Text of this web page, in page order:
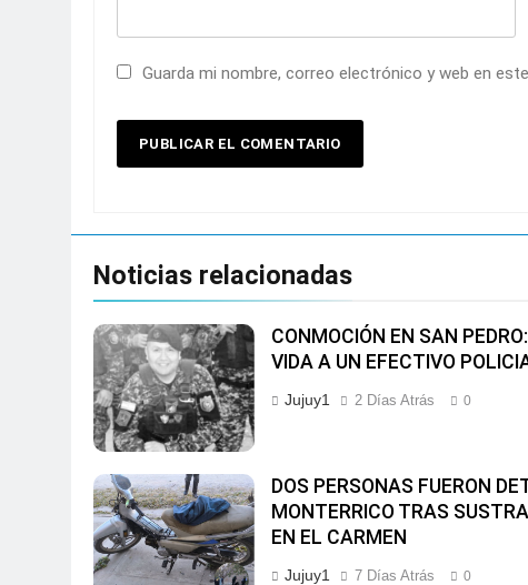
Guarda mi nombre, correo electrónico y web en
Noticias relacionadas
CONMOCIÓN EN SAN
VIDA A UN EFECTIVO
Jujuy1 2 Días Atrás 0
DOS PERSONAS FUERON
MONTERRICO TRAS
EN EL CARMEN
Jujuy1 7 Días Atrás 0